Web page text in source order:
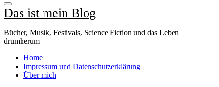
Das ist mein Blog
Bücher, Musik, Festivals, Science Fiction und das Leben
drumherum
Home
Impressum und Datenschutzerklärung
Über mich